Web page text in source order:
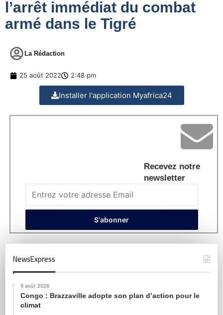
l’arrêt immédiat du combat
armé dans le Tigré
La Rédaction
25 août 2022 2:48 pm
Installer l'application Myafrica24
Recevez notre
newsletter
NewsExpress
9 août 2026
Congo : Brazzaville adopte son plan d’action pour le
climat